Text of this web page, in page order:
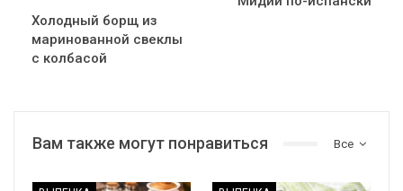
Холодный борщ из
маринованной свеклы
с колбасой
Все
Вам также могут понравиться